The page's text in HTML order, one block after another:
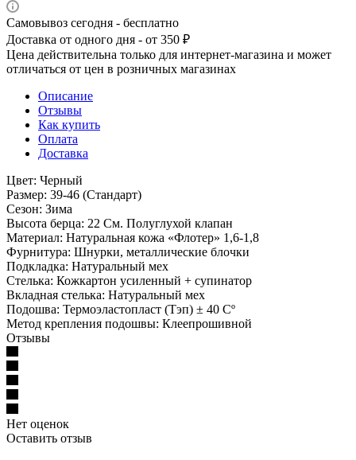
Самовывоз сегодня - бесплатно
Доставка от одного дня - от 350 ₽
Цена действительна только для интернет-магазина и может
отличаться от цен в розничных магазинах
Описание
Отзывы
Как купить
Оплата
Доставка
Цвет: Черный
Размер: 39-46 (Стандарт)
Сезон: Зима
Высота берца: 22 См. Полуглухой клапан
Материал: Натуральная кожа «Флотер» 1,6-1,8
Фурнитура: Шнурки, металлические блочки
Подкладка: Натуральный мех
Стелька: Кожкартон усиленный + супинатор
Вкладная стелька: Натуральный мех
Подошва: Термоэластопласт (Тэп) ± 40 Cº
Метод крепления подошвы: Клеепрошивной
Отзывы
Нет оценок
Оставить отзыв